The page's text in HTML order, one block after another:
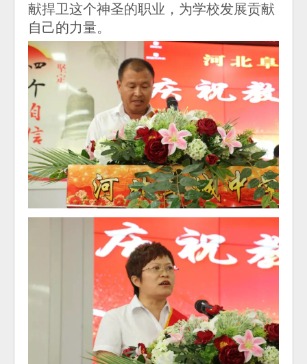
献捍卫这个神圣的职业，为学校发展贡献
自己的力量。